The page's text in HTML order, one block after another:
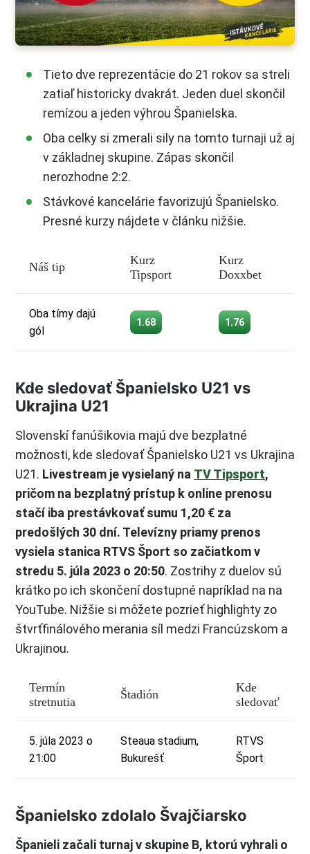
Tieto dve reprezentácie do 21 rokov sa streli
zatiaľ historicky dvakrát. Jeden duel skončil
remízou a jeden výhrou Španielska.
Oba celky si zmerali sily na tomto turnaji už aj
v základnej skupine. Zápas skončil
nerozhodne 2:2.
Stávkové kancelárie favorizujú Španielsko.
Presné kurzy nájdete v článku nižšie.
Náš tip
Kurz
Tipsport
Kurz
Doxxbet
Oba tímy dajú
gól
1.68 1.76
Kde sledovať Španielsko U21 vs
Ukrajina U21
Slovenskí fanúšikovia majú dve bezplatné
možnosti, kde sledovať Španielsko U21 vs Ukrajina
U21. Livestream je vysielaný na TV Tipsport,
pričom na bezplatný prístup k online prenosu
stačí iba prestávkovať sumu 1,20 € za
predošlých 30 dní. Televízny priamy prenos
vysiela stanica RTVS Šport so začiatkom v
stredu 5. júla 2023 o 20:50. Zostrihy z duelov sú
krátko po ich skončení dostupné napríklad na na
YouTube. Nižšie si môžete pozrieť highlighty zo
štvrťfinálového merania síl medzi Francúzskom a
Ukrajinou.
Termín
stretnutia
Štadión
Kde
sledovať
5. júla 2023 o
21:00
Steaua stadium,
Bukurešť
RTVS
Šport
Španielsko zdolalo Švajčiarsko
Španieli začali turnaj v skupine B, ktorú vyhrali o